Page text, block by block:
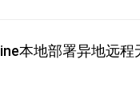
本地部署异地远程